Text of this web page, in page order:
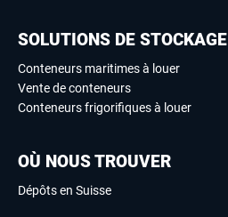
SOLUTIONS DE STOCKAGE
Conteneurs maritimes à louer
Vente de conteneurs
Conteneurs frigorifiques à louer
OÙ NOUS TROUVER
Dépôts en Suisse